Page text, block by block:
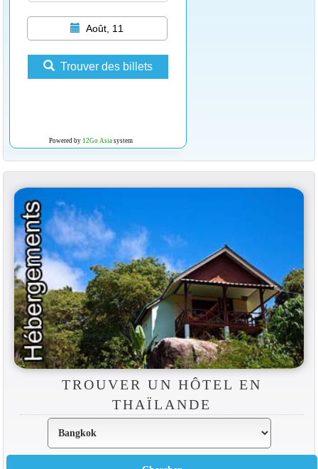
Août, 11
Trouver des billets
Powered by 12Go Asiasystem
TROUVER UN HÔTEL EN
THAÏLANDE